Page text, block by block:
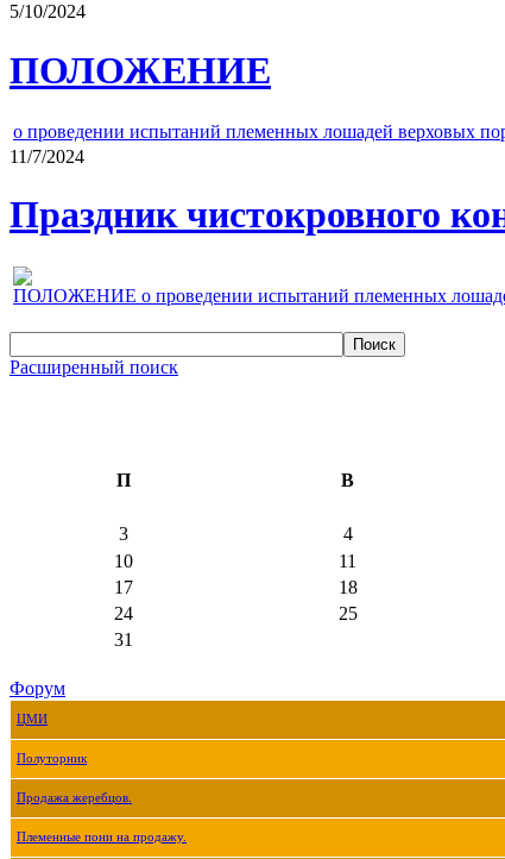
5/10/2024
ПОЛОЖЕНИЕ
о проведении испытаний племенных лошадей верховых
11/7/2024
Праздник чистокровного
ПОЛОЖЕНИЕ о проведении испытаний племенных лошадей
Расширенный поиск
П В
3
4
10
11
17
18
24
25
31
Форум
ЦМИ
Полуторник
Продажа жеребцов.
Племенные пони на продажу.